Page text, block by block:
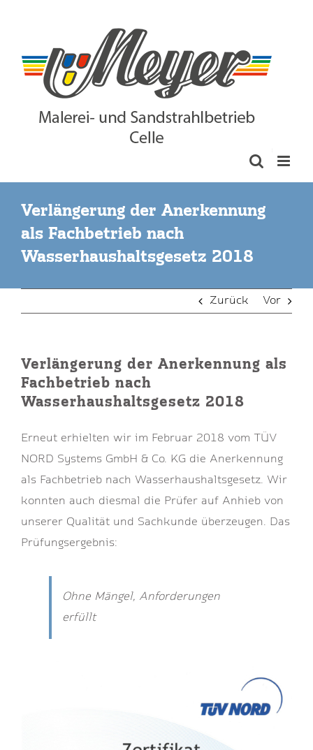
Verlängerung der Anerkennung
als Fachbetrieb nach
Wasserhaushaltsgesetz 2018
Zurück Vor
Verlängerung der Anerkennung als
Fachbetrieb nach
Wasserhaushaltsgesetz 2018
Erneut erhielten wir im Februar 2018 vom TÜV
NORD Systems GmbH & Co. KG die Anerkennung
als Fachbetrieb nach Wasserhaushaltsgesetz. Wir
konnten auch diesmal die Prüfer auf Anhieb von
unserer Qualität und Sachkunde überzeugen. Das
Prüfungsergebnis:
Ohne Mängel, Anforderungen
erfüllt